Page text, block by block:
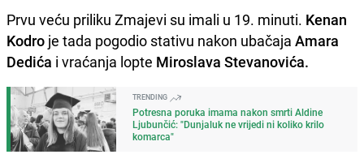
Prvu veću priliku Zmajevi su imali u 19. minuti. Kenan
Kodro je tada pogodio stativu nakon ubačaja Amara
Dedića i vraćanja lopte Miroslava Stevanovića.
TRENDING
Potresna poruka imama nakon smrti Aldine
Ljubunčić: "Dunjaluk ne vrijedi ni koliko krilo
komarca"